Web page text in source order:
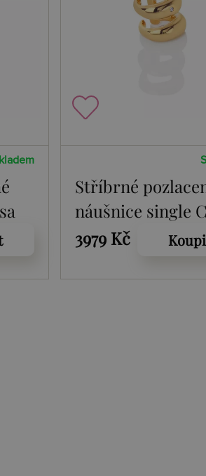
Stříbrné
náušnice single
Jac Jossa Soul
3979 Kč